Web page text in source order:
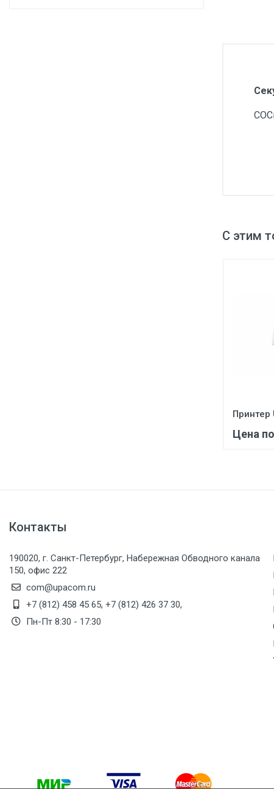
С этим
Принтер
Цена
Контакты
190020, г. Санкт-Петербург, Набережная Обводного канала
150, офис 222
com@upacom.ru
+7 (812) 458 45 65, +7 (812) 426 37 30,
Пн-Пт 8:30 - 17:30